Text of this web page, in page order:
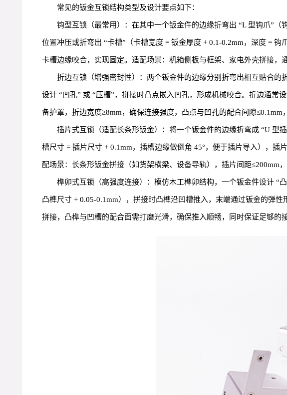
常见的钣金互锁结构类型及设计要点如下：
钩型互锁（最常用）：在其中一个钣金件的边缘折弯出 “L 型钩爪”
位置冲压或折弯出 “卡槽”（卡槽宽度 = 钣金厚度 + 0.1-0.2mm，深度 =
卡槽边缘咬合，实现固定。适配场景：机箱侧板与框架、家电外壳拼接，
折边互锁（增强密封性）：两个钣金件的边缘分别折弯出相互贴合的
设计 “凹孔” 或 “压槽”，拼接时凸点嵌入凹孔，形成机械咬合。折边通常
备护罩，折边宽度≥8mm，确保连接强度，凸点与凹孔的配合间隙≤0.1mm
插片式互锁（适配长条形钣金）：将一个钣金件的边缘折弯成 “U 型
槽尺寸 = 插片尺寸 + 0.1mm，插槽边缘做倒角 45°，便于插片导入），
配场景：长条形钣金拼接（如货架横梁、设备导轨），插片间距≤200mm，
榫卯式互锁（高强度连接）：模仿木工榫卯结构，一个钣金件设计 “
凸榫尺寸 + 0.05-0.1mm），拼接时凸榫沿凹槽推入，末端通过钣金的弹
拼接，凸榫与凹槽的配合面需打磨光滑，确保推入顺畅，同时保证足够的